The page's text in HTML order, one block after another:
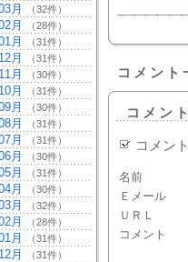
月 （32件）
月 （28件）
月 （31件）
月 （31件）
月 （30件）
月 （31件）
月 （30件）
月 （31件）
月 （31件）
月 （30件）
月 （31件）
月 （30件）
月 （32件）
月 （28件）
月 （31件）
月 （31件）
コメント
コメン
コメン
名前
Ｅメール
ＵＲＬ
コメント